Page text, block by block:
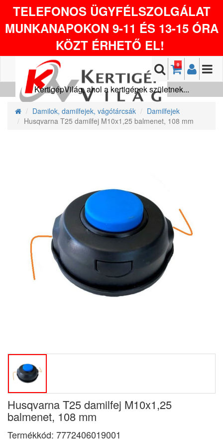
TELEFONOS ÜGYFÉLSZOLGÁLAT
MUNKANAPOKON 9-11 ÉS 13-15 ÓRA
KÖZT ÉRHETŐ EL!
0
KertigépVilág, ahol a kertigépek születnek...
Damilok, damilfejek, vágótárcsák
Damilfejek
Husqvarna T25 damilfej M10x1,25 balmenet, 108 mm
Husqvarna T25 damilfej M10x1,25
balmenet, 108 mm
Termékkód: 7772406019001